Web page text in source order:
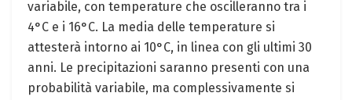
variabile, con temperature che oscilleranno tra i
4°C e i 16°C. La media delle temperature si
attesterà intorno ai 10°C, in linea con gli ultimi 30
anni. Le precipitazioni saranno presenti con una
probabilità variabile, ma complessivamente si